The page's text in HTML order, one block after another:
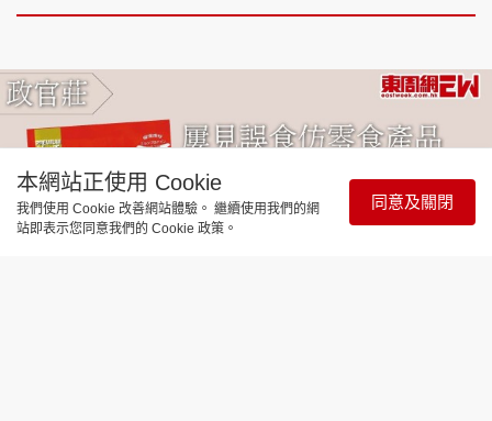
本網站正使用 Cookie
我們使用 Cookie 改善網站體驗。 繼續使用我們的網
站即表示您同意我們的 Cookie 政策。
同意及關閉